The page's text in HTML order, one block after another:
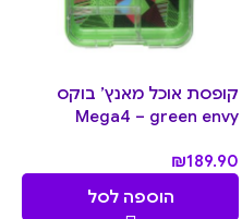
קופסת אוכל מאנץ’ בוקס
Mega4 – green envy
₪189.90
הוספה לסל